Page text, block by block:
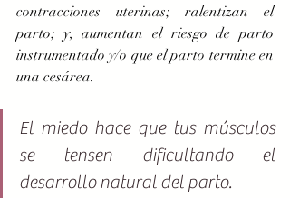
contracciones uterinas; ralentizan el
parto; y, aumentan el riesgo de parto
instrumentado y/o que el parto termine en
una cesárea.
El miedo hace que tus músculos
se tensen dificultando el
desarrollo natural del parto.